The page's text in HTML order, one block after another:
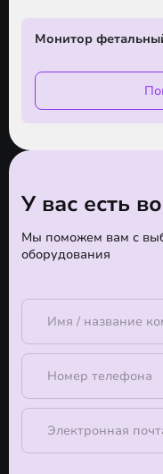
Монитор
У вас есть
Мы поможем вам с
оборудования